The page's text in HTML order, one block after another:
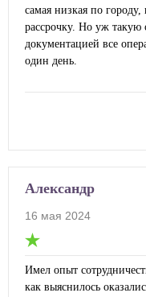
самая низкая по
рассрочку. Но уж такую
документацией все
один день.
Александр
16 мая 2024
Имел опыт
как выяснилось